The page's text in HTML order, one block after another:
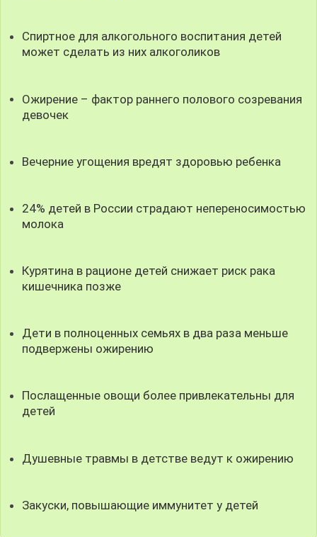
Спиртное для алкогольного воспитания детей
может сделать из них алкоголиков
Ожирение – фактор раннего полового созревания
девочек
Вечерние угощения вредят здоровью ребенка
24% детей в России страдают непереносимостью
молока
Курятина в рационе детей снижает риск рака
кишечника позже
Дети в полноценных семьях в два раза меньше
подвержены ожирению
Послащенные овощи более привлекательны для
детей
Душевные травмы в детстве ведут к ожирению
Закуски, повышающие иммунитет у детей